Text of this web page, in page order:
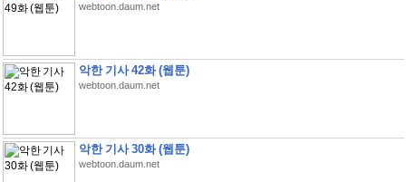
webtoon.daum.net
악한 기사 42화 (웹툰)
webtoon.daum.net
악한 기사 30화 (웹툰)
webtoon.daum.net